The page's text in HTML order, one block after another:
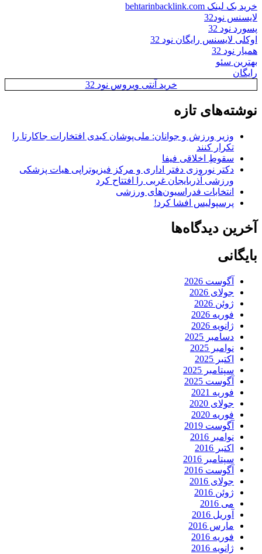
خرید بک لینک behtarinbacklink.com
لایسنس نود32
پسورد نود 32
اوکلی لایسنس رایگان نود 32
همیار نود 32
بهترین سئو
رایگان
خرید آنتی ویروس نود 32
نوشته‌های تازه
وزیر ورزش و جوانان: ملی‌پوشان کبدی افتخارات جاکارتا را
تکرار کنند
سقوطِ اخلاقی فیفا
دکتر نوروزی دفتر اداری و مرکز فیزیوتراپی هیات پزشکی
ورزشی آذربایجان غربی را افتتاح کرد
انتخابات فدراسیون‌های ورزشی
پرسپولیس افشا کرد!
آخرین دیدگاه‌ها
بایگانی
آگوست 2026
جولای 2026
ژوئن 2026
فوریه 2026
ژانویه 2026
دسامبر 2025
نوامبر 2025
اکتبر 2025
سپتامبر 2025
آگوست 2025
فوریه 2021
جولای 2020
فوریه 2020
آگوست 2019
نوامبر 2016
اکتبر 2016
سپتامبر 2016
آگوست 2016
جولای 2016
ژوئن 2016
می 2016
آوریل 2016
مارس 2016
فوریه 2016
ژانویه 2016